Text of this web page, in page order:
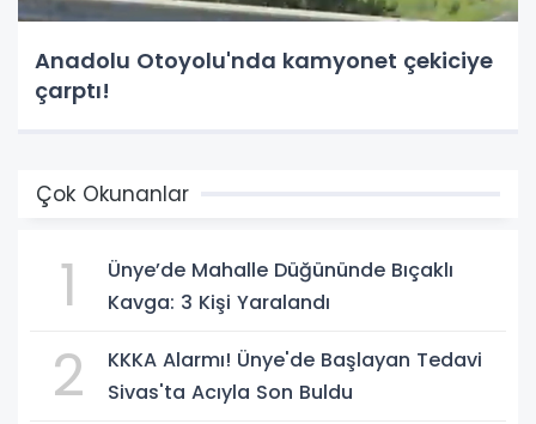
Anadolu Otoyolu'nda kamyonet çekiciye
çarptı!
Çok Okunanlar
1
Ünye’de Mahalle Düğününde Bıçaklı
Kavga: 3 Kişi Yaralandı
2
KKKA Alarmı! Ünye'de Başlayan Tedavi
Sivas'ta Acıyla Son Buldu